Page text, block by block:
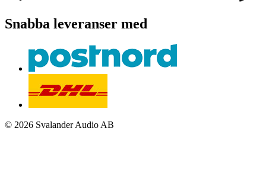
Snabba leveranser med
© 2026 Svalander Audio AB